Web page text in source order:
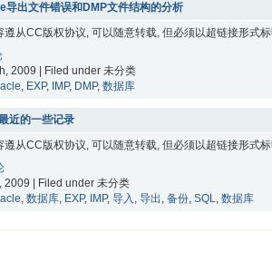
导出文件错误和DMP文件结构的分析
遵从CC版权协议, 可以随意转载, 但必须以超链接形式
2009 | Filed under 未分类
, EXP, IMP, DMP, 数据库
近的一些记录
遵从CC版权协议, 可以随意转载, 但必须以超链接形式
2009 | Filed under 未分类
, 数据库, EXP, IMP, 导入 , 导出 , 备份, SQL, 数据库